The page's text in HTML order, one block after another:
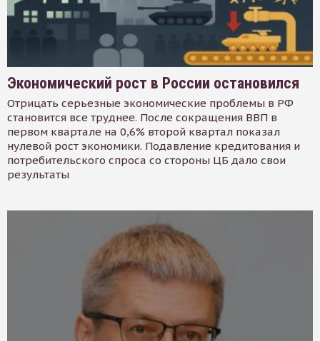
Экономический рост в России остановился
Отрицать серьезные экономические проблемы в РФ
становится все труднее. После сокращения ВВП в
первом квартале на 0,6% второй квартал показал
нулевой рост экономики. Подавление кредитования и
потребительского спроса со стороны ЦБ дало свои
результаты